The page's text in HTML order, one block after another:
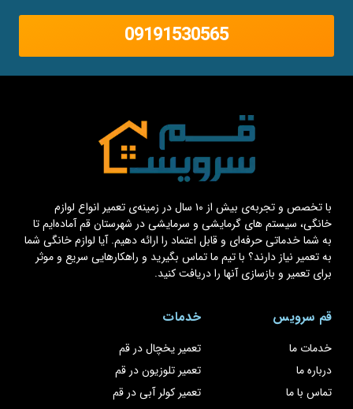
09191530565
با تخصص و تجربه‌ی بیش از ۱۰ سال در زمینه‌ی تعمیر انواع لوازم
خانگی، سیستم های گرمایشی و سرمایشی در شهرستان قم آماده‌ایم تا
به شما خدماتی حرفه‌ای و قابل اعتماد را ارائه دهیم. آیا لوازم خانگی شما
به تعمیر نیاز دارند؟ با تیم ما تماس بگیرید و راهکارهایی سریع و موثر
برای تعمیر و بازسازی آنها را دریافت کنید.
قم سرویس
خدمات ما
درباره ما
تماس با ما
خدمات
تعمیر یخچال در قم
تعمیر تلوزیون در قم
تعمیر کولر آبی در قم